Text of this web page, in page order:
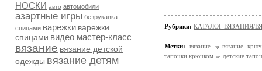
НОСКИ авто автомобили
азартные игры безрукавка
спицами варежки варежки
спицами видео мастер-класс
вязание вязание детской
одежды вязание детям
Рубрики: КАТАЛОГ ВЯЗАНИЯ/
Метки: вязание
вязание
тапочки крючком
детские